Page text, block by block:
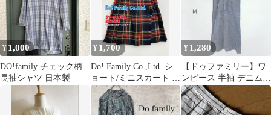
¥ 1,000
DO!family チェック柄
長袖シャツ 日本製
¥ 1,700
Do! Family Co.,Ltd. シ
ョート/ミニスカート ネ
イビー レディース
¥ 1,280
【ドゥファミリー】ワ
ンピース 半袖 デニム調
Mストライプ 細見え 綿
日本製